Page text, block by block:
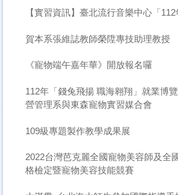
【實習資訊】臺北流行音樂中心「112
賀本系張維誌教師榮陞專技助理教授
《寵物端午嘉年華》開放報名囉
112年「錢兔飛揚 職海翱翔」就業博
營管理系與東森寵物實習媒合會
109級專題製作教學成果展
2022台灣芭克麗全國寵物美容師及全
格檢定暨寵物美容技能競賽